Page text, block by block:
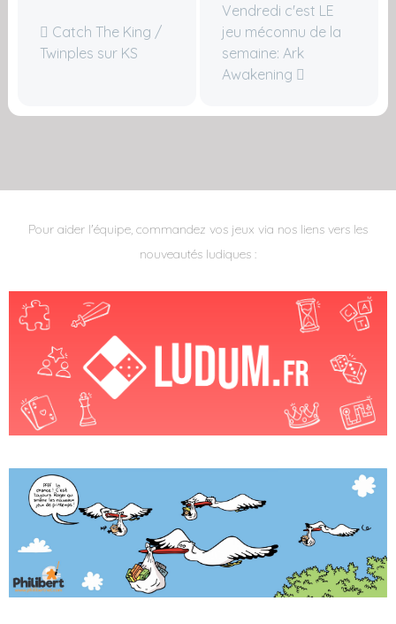
Catch The King /
Twinples sur KS
Vendredi c'est LE
jeu méconnu de la
semaine: Ark
Awakening
Pour aider l'équipe, commandez vos jeux via nos liens vers les
nouveautés ludiques :